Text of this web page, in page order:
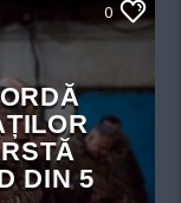
0
DIN 5